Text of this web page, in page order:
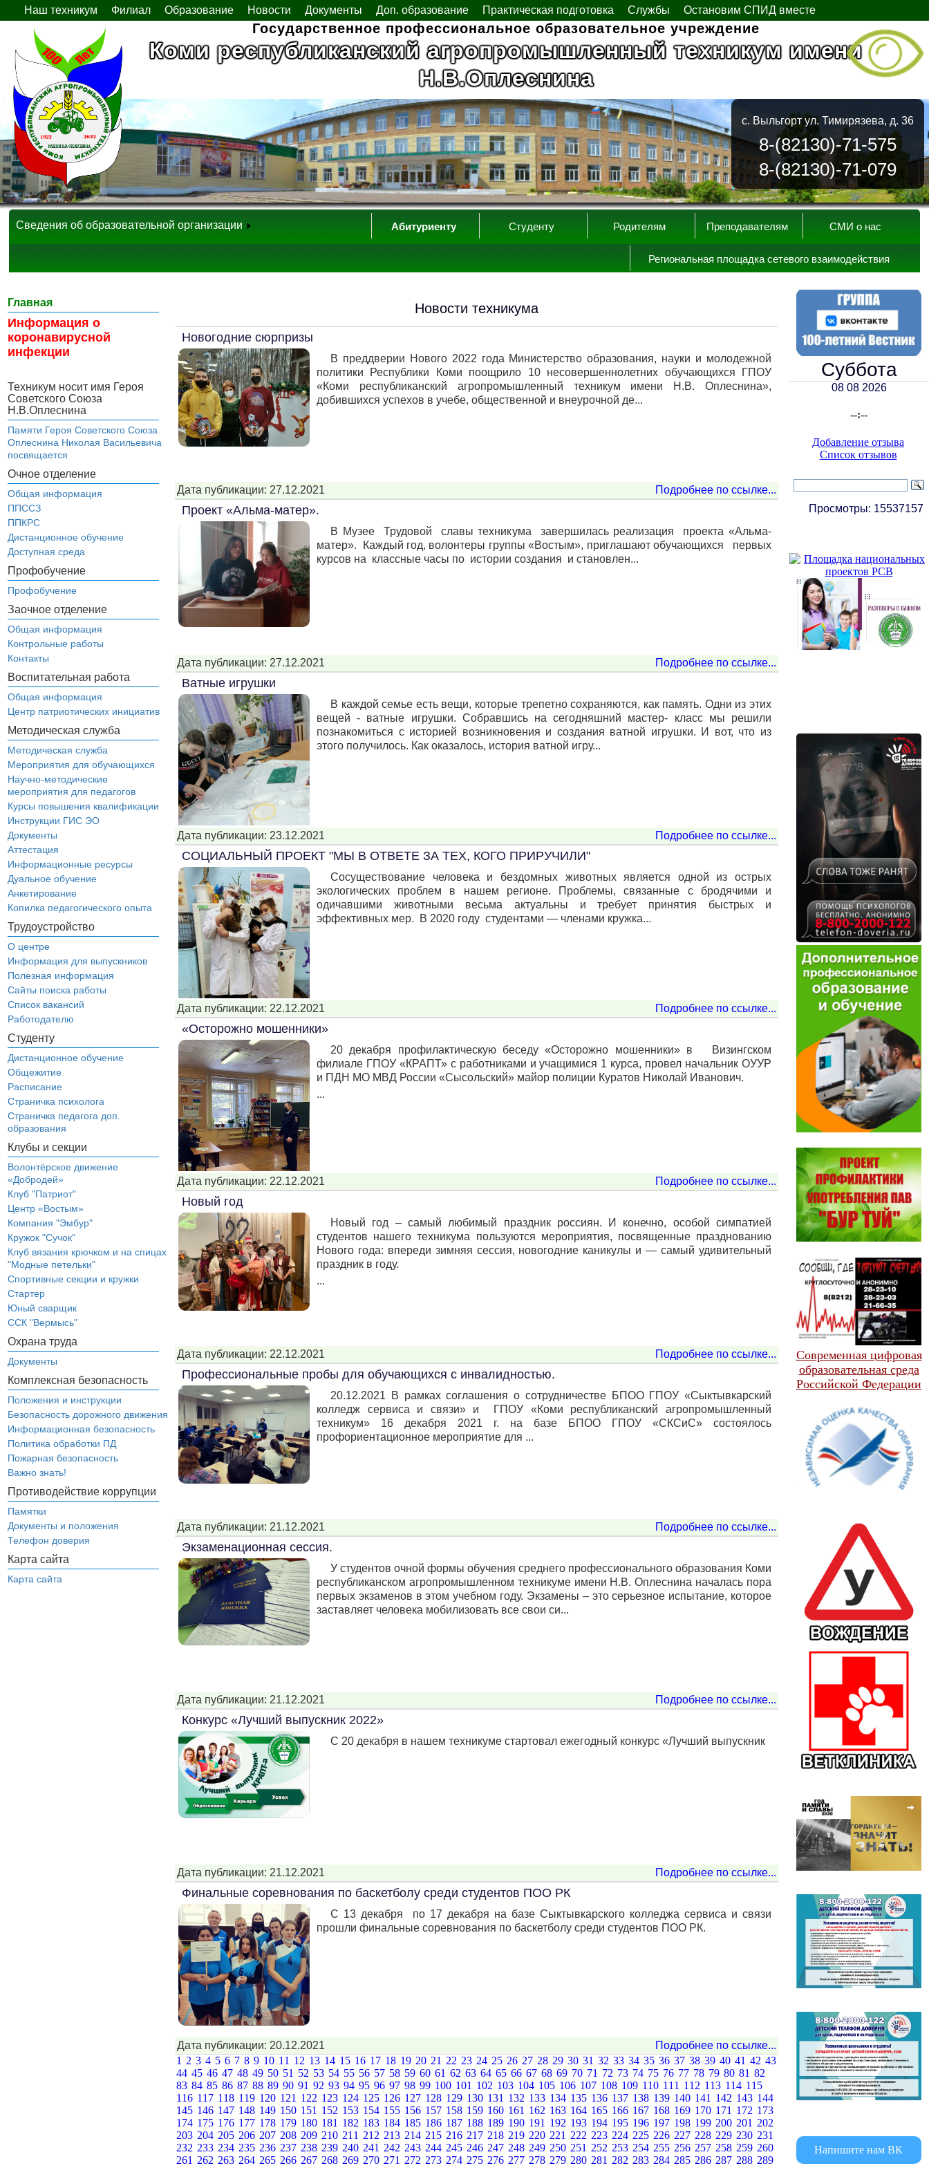
Наш техникум Филиал Образование Новости Документы Доп. образование Практическая подготовка Службы Остановим СПИД вместе
Государственное профессиональное образовательное учреждение
Коми республиканский агропромышленный техникум имени
Н.В.Оплеснина
с. Выльгорт ул. Тимирязева, д. 36
8-(82130)-71-575
8-(82130)-71-079
СМИ о нас
Преподавателям
Родителям
Студенту
Абитуриенту
Региональная площадка сетевого взаимодействия
Сведения об образовательной организации
Главная
Информация о
коронавирусной
инфекции
Техникум носит имя Героя
Советского Союза
Н.В.Оплеснина
Памяти Героя Советского Союза
Оплеснина Николая Васильевича
посвящается
Очное отделение
Общая информация
ППССЗ
ППКРС
Дистанционное обучение
Доступная среда
Профобучение
Профобучение
Заочное отделение
Общая информация
Контрольные работы
Контакты
Воспитательная работа
Общая информация
Центр патриотических инициатив
Методическая служба
Методическая служба
Мероприятия для обучающихся
Научно-методические
мероприятия для педагогов
Курсы повышения квалификации
Инструкции ГИС ЭО
Документы
Аттестация
Информационные ресурсы
Дуальное обучение
Анкетирование
Копилка педагогического опыта
Трудоустройство
О центре
Информация для выпускников
Полезная информация
Сайты поиска работы
Список вакансий
Работодателю
Студенту
Дистанционное обучение
Общежитие
Расписание
Страничка психолога
Страничка педагога доп.
образования
Клубы и секции
Волонтёрское движение
«Добродей»
Клуб "Патриот"
Центр «Востым»
Компания "Эмбур"
Кружок "Сучок"
Клуб вязания крючком и на спицах
"Модные петельки"
Спортивные секции и кружки
Стартер
Юный сварщик
ССК "Вермысь"
Охрана труда
Документы
Комплексная безопасность
Положения и инструкции
Безопасность дорожного движения
Информационная безопасность
Политика обработки ПД
Пожарная безопасность
Важно знать!
Противодействие коррупции
Памятки
Документы и положения
Телефон доверия
Карта сайта
Карта сайта
Новости техникума
Новогодние сюрпризы
В преддверии Нового 2022 года Министерство образования, науки и молодежной
политики Республики Коми поощрило 10 несовершеннолетних обучающихся ГПОУ
«Коми республиканский агропромышленный техникум имени Н.В. Оплеснина»,
добившихся успехов в учебе, общественной и внеурочной де...
Дата публикации: 27.12.2021 Подробнее по ссылке...
Проект «Альма-матер».
В Музее Трудовой славы техникума завершилась реализация проекта «Альма-
матер». Каждый год, волонтеры группы «Востым», приглашают обучающихся первых
курсов на классные часы по истории создания и становлен...
Дата публикации: 27.12.2021 Подробнее по ссылке...
Ватные игрушки
В каждой семье есть вещи, которые трепетно сохраняются, как память. Одни из этих
вещей - ватные игрушки. Собравшись на сегодняшний мастер- класс мы решили
познакомиться с историей возникновения и создания ватной игрушки. И вот, что из
этого получилось. Как оказалось, история ватной игру...
Дата публикации: 23.12.2021 Подробнее по ссылке...
СОЦИАЛЬНЫЙ ПРОЕКТ "МЫ В ОТВЕТЕ ЗА ТЕХ, КОГО ПРИРУЧИЛИ"
Сосуществование человека и бездомных животных является одной из острых
экологических проблем в нашем регионе. Проблемы, связанные с бродячими и
одичавшими животными весьма актуальны и требует принятия быстрых и
эффективных мер. В 2020 году студентами — членами кружка...
Дата публикации: 22.12.2021 Подробнее по ссылке...
«Осторожно мошенники»
20 декабря профилактическую беседу «Осторожно мошенники» в Визингском
филиале ГПОУ «КРАПТ» с работниками и учащимися 1 курса, провел начальник ОУУР
и ПДН МО МВД России «Сысольский» майор полиции Куратов Николай Иванович.
...
Дата публикации: 22.12.2021 Подробнее по ссылке...
Новый год
Новый год – самый любимый праздник россиян. И конечно, особой симпатией
студентов нашего техникума пользуются мероприятия, посвященные празднованию
Нового года: впереди зимняя сессия, новогодние каникулы и — самый удивительный
праздник в году.
...
Дата публикации: 22.12.2021 Подробнее по ссылке...
Профессиональные пробы для обучающихся с инвалидностью.
20.12.2021 В рамках соглашения о сотрудничестве БПОО ГПОУ «Сыктывкарский
колледж сервиса и связи» и ГПОУ «Коми республиканский агропромышленный
техникум» 16 декабря 2021 г. на базе БПОО ГПОУ «СКСиС» состоялось
профориентационное мероприятие для ...
Дата публикации: 21.12.2021 Подробнее по ссылке...
Экзаменационная сессия.
У студентов очной формы обучения среднего профессионального образования Коми
республиканском агропромышленном техникуме имени Н.В. Оплеснина началась пора
первых экзаменов в этом учебном году. Экзамены – это серьезное испытание, которое
заставляет человека мобилизовать все свои си...
Дата публикации: 21.12.2021 Подробнее по ссылке...
Конкурс «Лучший выпускник 2022»
С 20 декабря в нашем техникуме стартовал ежегодный конкурс «Лучший выпускник
Дата публикации: 21.12.2021 Подробнее по ссылке...
Финальные соревнования по баскетболу среди студентов ПОО РК
C 13 декабря по 17 декабря на базе Сыктывкарского колледжа сервиса и связи
прошли финальные соревнования по баскетболу среди студентов ПОО РК.
Дата публикации: 20.12.2021
Подробнее по ссылке...
1 2 3 4 5 6 7 8 9 10 11 12 13 14 15 16 17 18 19 20 21 22 23 24 25 26 27 28 29 30 31 32 33 34 35 36 37 38 39 40 41 42 43
44 45 46 47 48 49 50 51 52 53 54 55 56 57 58 59 60 61 62 63 64 65 66 67 68 69 70 71 72 73 74 75 76 77 78 79 80 81 82
83 84 85 86 87 88 89 90 91 92 93 94 95 96 97 98 99 100 101 102 103 104 105 106 107 108 109 110 111 112 113 114 115
116 117 118 119 120 121 122 123 124 125 126 127 128 129 130 131 132 133 134 135 136 137 138 139 140 141 142 143 144
145 146 147 148 149 150 151 152 153 154 155 156 157 158 159 160 161 162 163 164 165 166 167 168 169 170 171 172 173
174 175 176 177 178 179 180 181 182 183 184 185 186 187 188 189 190 191 192 193 194 195 196 197 198 199 200 201 202
203 204 205 206 207 208 209 210 211 212 213 214 215 216 217 218 219 220 221 222 223 224 225 226 227 228 229 230 231
232 233 234 235 236 237 238 239 240 241 242 243 244 245 246 247 248 249 250 251 252 253 254 255 256 257 258 259 260
261 262 263 264 265 266 267 268 269 270 271 272 273 274 275 276 277 278 279 280 281 282 283 284 285 286 287 288 289
Суббота
08 08 2026
--:--
Добавление отзыва
Список отзывов
Просмотры: 15537157
Современная цифровая
образовательная среда
Российской Федерации
Напишите нам ВК